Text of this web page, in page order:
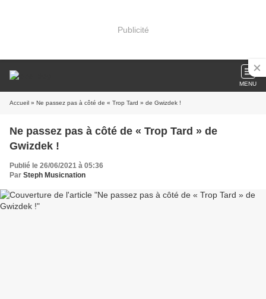
Publicité
MENU
Accueil » Ne passez pas à côté de « Trop Tard » de Gwizdek !
Ne passez pas à côté de « Trop Tard » de
Gwizdek !
Publié le 26/06/2021 à 05:36
Par Steph Musicnation